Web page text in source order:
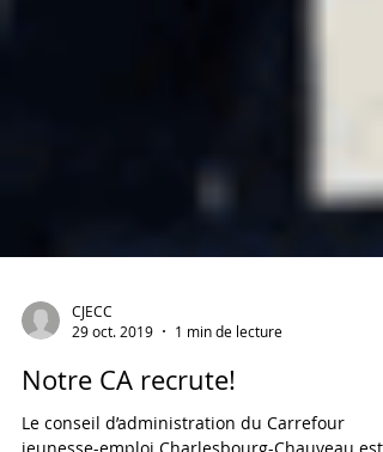
29 oct. 2019
1 min de lecture
Notre CA recrute!